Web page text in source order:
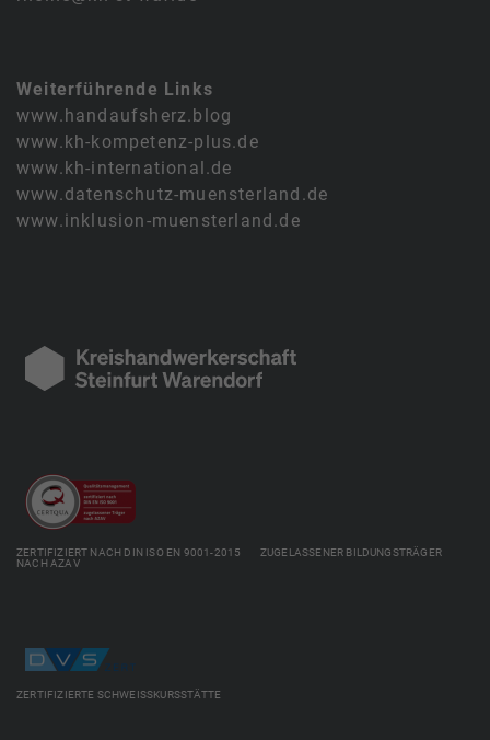
Weiterführende Links
www.handaufsherz.blog
www.kh-kompetenz-plus.de
www.kh-international.de
www.datenschutz-muensterland.de
www.inklusion-muensterland.de
ZERTIFIZIERT NACH DIN ISO EN 9001-2015 ZUGELASSENER BILDUNGSTRÄGER
NACH AZAV
ZERTIFIZIERTE SCHWEISSKURSSTÄTTE